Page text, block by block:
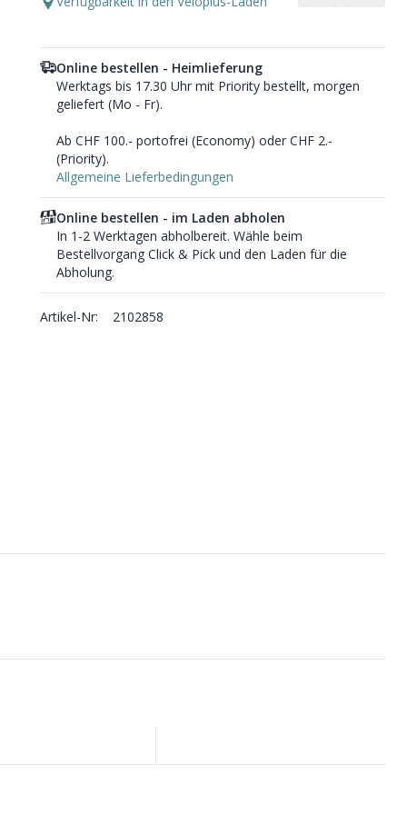
Online bestellen - Heimlieferung
Werktags bis 17.30 Uhr mit Priority bestellt, morgen
geliefert (Mo - Fr).
Ab CHF 100.- portofrei (Economy) oder CHF 2.-
(Priority).
Allgemeine Lieferbedingungen
Online bestellen - im Laden abholen
In 1-2 Werktagen abholbereit. Wähle beim
Bestellvorgang Click & Pick und den Laden für die
Abholung.
Artikel-Nr: 2102858